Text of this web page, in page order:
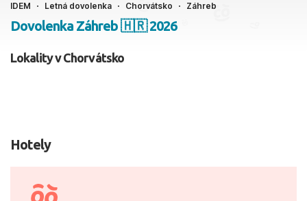
Ako cestujete?
2 dospelí, 0 deti
IDEM Letná dovolenka Chorvátsko Záhreb
Dovolenka Záhreb 🇭🇷 2026
Lokality v Chorvátsko
Hotely